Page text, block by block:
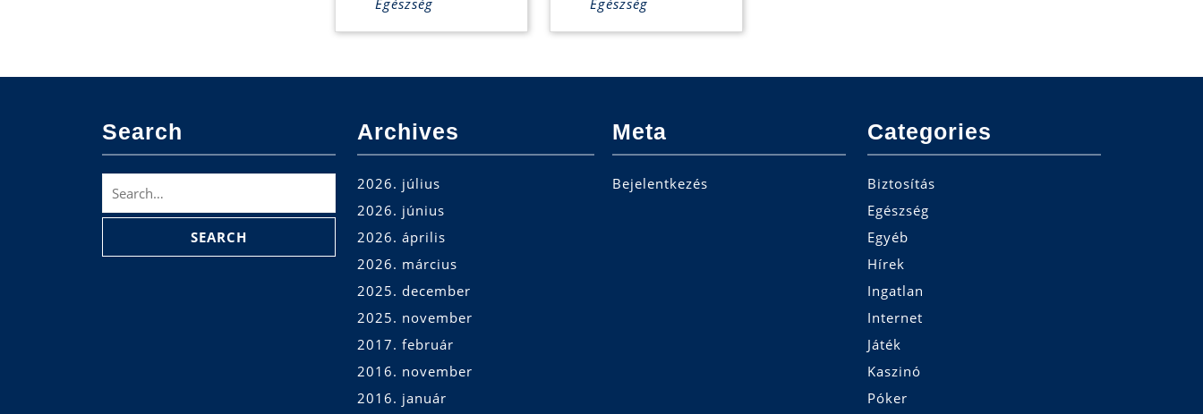
Search
for:
Archives
2026. július
2026. június
2026. április
2026. március
2025. december
2025. november
2017. február
2016. november
2016. január
Meta
Bejelentkezés
Categories
Biztosítás
Egészség
Egyéb
Hírek
Ingatlan
Internet
Játék
Kaszinó
Póker